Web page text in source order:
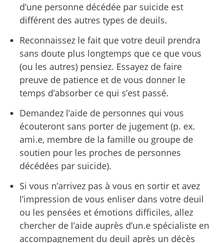
d’une personne décédée par suicide est
différent des autres types de deuils.
Reconnaissez le fait que votre deuil prendra
sans doute plus longtemps que ce que vous
(ou les autres) pensiez. Essayez de faire
preuve de patience et de vous donner le
temps d’absorber ce qui s’est passé.
Demandez l’aide de personnes qui vous
écouteront sans porter de jugement (p. ex.
ami.e, membre de la famille ou groupe de
soutien pour les proches de personnes
décédées par suicide).
Si vous n’arrivez pas à vous en sortir et avez
l’impression de vous enliser dans votre deuil
ou les pensées et émotions difficiles, allez
chercher de l’aide auprès d’un.e spécialiste en
accompagnement du deuil après un décès